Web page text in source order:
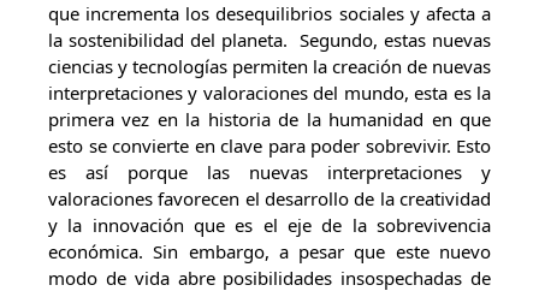
que incrementa los desequilibrios sociales y afecta a
la sostenibilidad del planeta. Segundo, estas nuevas
ciencias y tecnologías permiten la creación de nuevas
interpretaciones y valoraciones del mundo, esta es la
primera vez en la historia de la humanidad en que
esto se convierte en clave para poder sobrevivir. Esto
es así porque las nuevas interpretaciones y
valoraciones favorecen el desarrollo de la creatividad
y la innovación que es el eje de la sobrevivencia
económica. Sin embargo, a pesar que este nuevo
modo de vida abre posibilidades insospechadas de